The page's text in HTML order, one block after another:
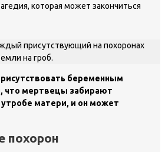
которая может закончиться
присутствующий на похоронах
на гроб.
беременным
что мертвецы забирают
утробе матери, и он может
похорон